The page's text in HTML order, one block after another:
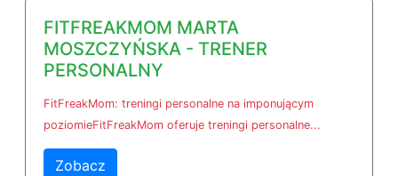
FITFREAKMOM MARTA
MOSZCZYŃSKA - TRENER
PERSONALNY
FitFreakMom: treningi personalne na imponującym
poziomieFitFreakMom oferuje treningi personalne...
Zobacz